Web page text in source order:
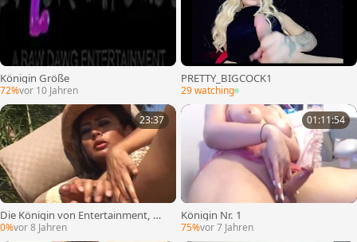
Königin Größe
72%vor 10 Jahren
PRETTY_BIGCOCK1
29 watching
23:37
Die Königin von Entertainment, Ma
turbuting
0%vor 8 Jahren
01:11:54
Königin Nr. 1
75%vor 7 Jahren